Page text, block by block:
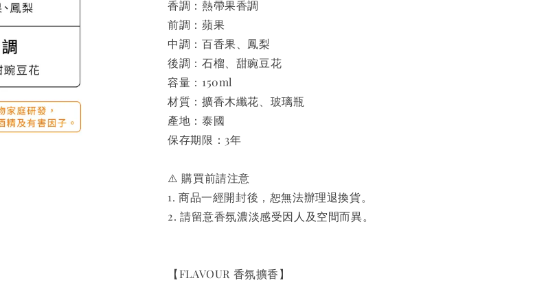
香調：熱帶果香調
前調：蘋果
中調：百香果、鳳梨
後調：石榴、甜豌豆花
容量：150ml
材質：擴香木纖花、玻璃瓶
產地：泰國
保存期限：3年
⚠️ 購買前請注意
1. 商品一經開封後，恕無法辦理退換貨。
2. 請留意香氛濃淡感受因人及空間而異。
【FLAVOUR 香氛擴香】